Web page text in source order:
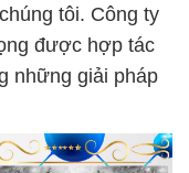
tôi. Công ty
được hợp tác
những giải pháp